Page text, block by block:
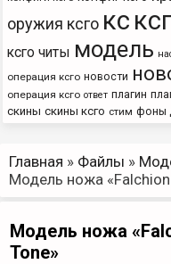
оружия ксго кс
ксго читы модель
операция ксго новости
операция ксго ответ плагин
скины скины ксго стим фоны
Главная » Файлы »
Модель ножа
Модель ножа
Tone»